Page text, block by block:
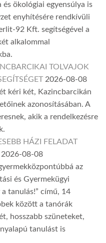
ökológiai egyensúlya is
enyhítésére rendkívüli
92 Kft. segítségével a
alkalommal
TOLVAJOK
2026-08-08
kéri két, Kazincbarcikán
azonosításában. A
akik a rendelkezésre
HÁZI FELADAT
2026-08-08
az
és Gyermekügyi
tanulás!” című, 14
között a tanórák
hosszabb szüneteket,
tanulást is